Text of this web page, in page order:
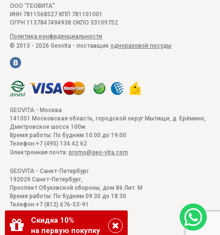
Скидка 10%
на первую покупку
ООО "ГЕОВИТА"
ИНН 7811568527 КПП 781101001
ОГРН 1137847494938 ОКПО 33109752
Политика конфиденциальности
© 2013 - 2026 Geovita - поставщик одноразовой посуды
GEOVITA - Москва
141051
Московская область, городской округ Мытищи, д. Ерёмино,
Дмитровское шоссе 100ж
Время работы: По будням 10:00 до 19:00
Телефон:+7 (495) 134 42 62
Электронная почта: promo@geo-vita.com
GEOVITA - Санкт-Петербург
192029 Санкт-Петербург,
Проспект Обуховской обороны, дом 86 Лит. М
Время работы: По будням 09:30 до 18:30
Телефон:+7 (812) 676-53-91
promo@geo-vita.com